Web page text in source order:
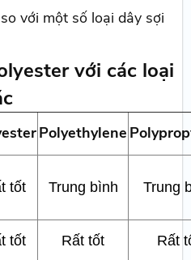
với một số loại dây sợi
với các loại
Polyethylene
tốt Trung bình Trung
tốt Rất tốt Rất